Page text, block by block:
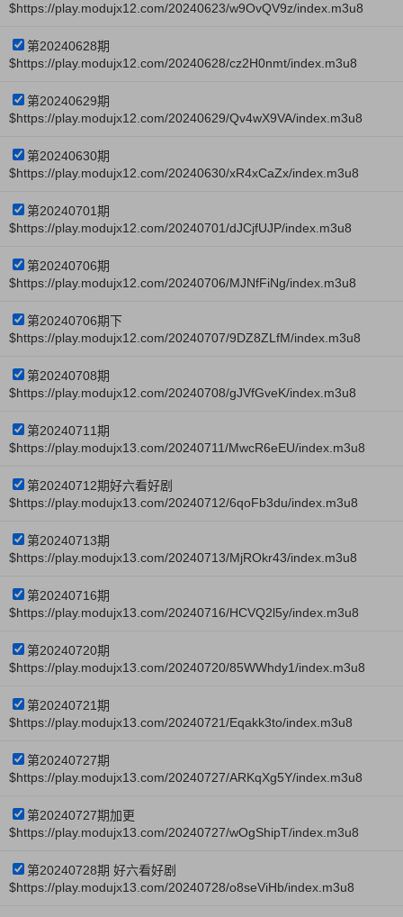
$https://play.modujx12.com/20240623/w9OvQV9z/index.m3u8
第20240628期
$https://play.modujx12.com/20240628/cz2H0nmt/index.m3u8
第20240629期
$https://play.modujx12.com/20240629/Qv4wX9VA/index.m3u8
第20240630期
$https://play.modujx12.com/20240630/xR4xCaZx/index.m3u8
第20240701期
$https://play.modujx12.com/20240701/dJCjfUJP/index.m3u8
第20240706期
$https://play.modujx12.com/20240706/MJNfFiNg/index.m3u8
第20240706期下
$https://play.modujx12.com/20240707/9DZ8ZLfM/index.m3u8
第20240708期
$https://play.modujx12.com/20240708/gJVfGveK/index.m3u8
第20240711期
$https://play.modujx13.com/20240711/MwcR6eEU/index.m3u8
第20240712期好六看好剧
$https://play.modujx13.com/20240712/6qoFb3du/index.m3u8
第20240713期
$https://play.modujx13.com/20240713/MjROkr43/index.m3u8
第20240716期
$https://play.modujx13.com/20240716/HCVQ2l5y/index.m3u8
第20240720期
$https://play.modujx13.com/20240720/85WWhdy1/index.m3u8
第20240721期
$https://play.modujx13.com/20240721/Eqakk3to/index.m3u8
第20240727期
$https://play.modujx13.com/20240727/ARKqXg5Y/index.m3u8
第20240727期加更
$https://play.modujx13.com/20240727/wOgShipT/index.m3u8
第20240728期 好六看好剧
$https://play.modujx13.com/20240728/o8seViHb/index.m3u8